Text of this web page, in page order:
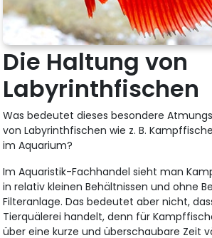
Die Haltung von
Labyrinthfischen
Was bedeutet dieses besondere
von Labyrinthfischen wie z. B.
im Aquarium?
Im Aquaristik-Fachhandel sieht man
in relativ kleinen Behältnissen und ohne
Filteranlage. Das bedeutet aber nicht,
Tierquälerei handelt, denn für
über eine kurze und überschaubare Zeit